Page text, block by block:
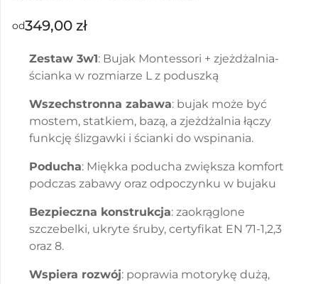
od349,00 zł
Zestaw 3w1: Bujak Montessori + zjeżdżalnia-
ścianka w rozmiarze L z poduszką
Wszechstronna zabawa: bujak może być
mostem, statkiem, bazą, a zjeżdżalnia łączy
funkcję ślizgawki i ścianki do wspinania.
Poducha: Miękka poducha zwiększa komfort
podczas zabawy oraz odpoczynku w bujaku
Bezpieczna konstrukcja: zaokrąglone
szczebelki, ukryte śruby, certyfikat EN 71-1,2,3
oraz 8.
Wspiera rozwój: poprawia motorykę dużą,